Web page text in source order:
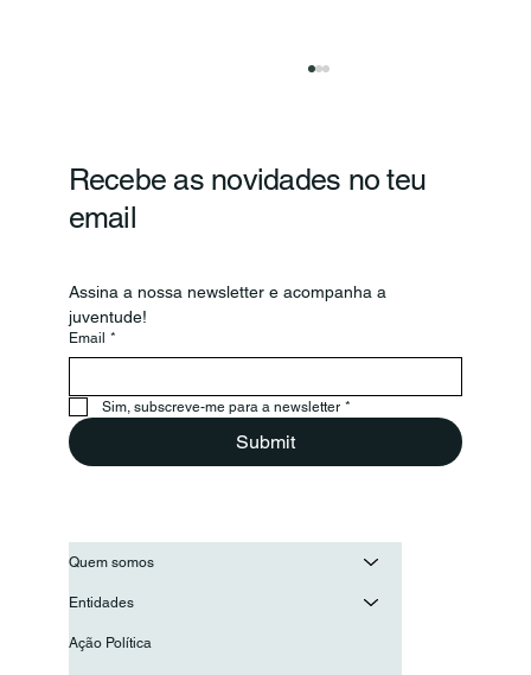
cooperação
Recebe as novidades no teu
email
Assina a nossa newsletter e acompanha a
juventude!
Email *
Sim, subscreve-me para a newsletter *
Submit
Quem somos
Entidades
Ação Política